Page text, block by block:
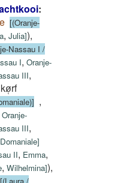
:
[(Oranje-
, Julia]),
Nassau I /
I, Oranje-
III,
kø̜rf
,
Oranje-
III,
Domaniale]
II, Emma,
, Wilhelmina]),